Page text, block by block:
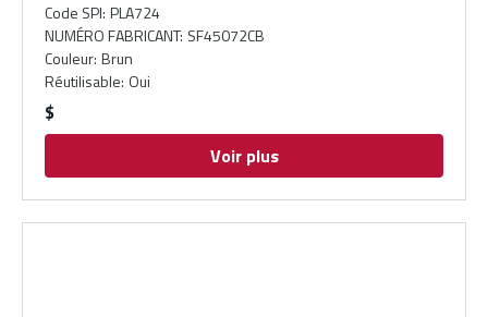
Code SPI: PLA724
NUMÉRO FABRICANT: SF45072CB
Couleur: Brun
Réutilisable: Oui
$
Voir plus